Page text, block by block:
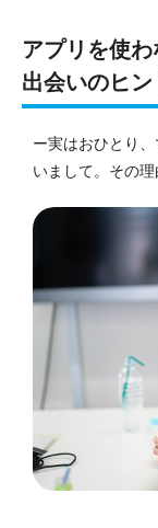
アプリを使わ
出会いのヒン
ー実はおひとり
いまして。その